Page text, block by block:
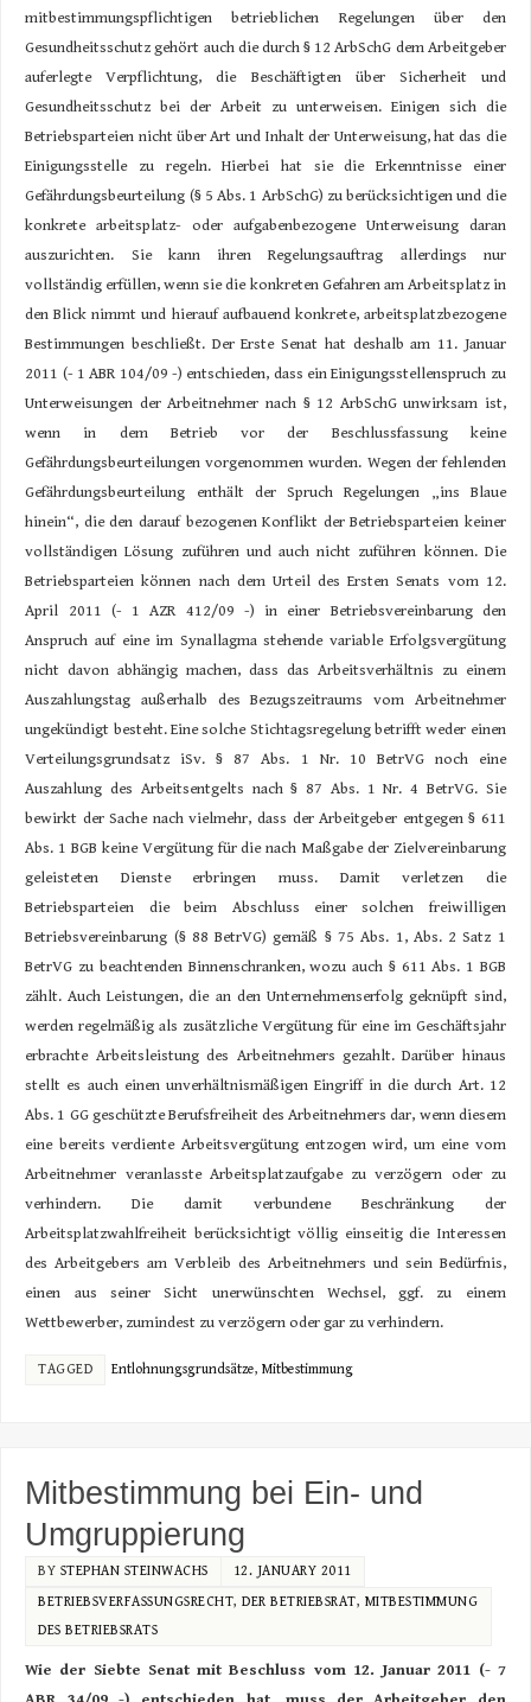
mitbestimmungspflichtigen betrieblichen Regelungen über den
Gesundheitsschutz gehört auch die durch § 12 ArbSchG dem Arbeitgeber
auferlegte Verpflichtung, die Beschäftigten über Sicherheit und
Gesundheitsschutz bei der Arbeit zu unterweisen. Einigen sich die
Betriebsparteien nicht über Art und Inhalt der Unterweisung, hat das die
Einigungsstelle zu regeln. Hierbei hat sie die Erkenntnisse einer
Gefährdungsbeurteilung (§ 5 Abs. 1 ArbSchG) zu berücksichtigen und die
konkrete arbeitsplatz- oder aufgabenbezogene Unterweisung daran
auszurichten. Sie kann ihren Regelungsauftrag allerdings nur
vollständig erfüllen, wenn sie die konkreten Gefahren am Arbeitsplatz in
den Blick nimmt und hierauf aufbauend konkrete, arbeitsplatzbezogene
Bestimmungen beschließt. Der Erste Senat hat deshalb am 11. Januar
2011 (- 1 ABR 104/09 -) entschieden, dass ein Einigungsstellenspruch zu
Unterweisungen der Arbeitnehmer nach § 12 ArbSchG unwirksam ist,
wenn in dem Betrieb vor der Beschlussfassung keine
Gefährdungsbeurteilungen vorgenommen wurden. Wegen der fehlenden
Gefährdungsbeurteilung enthält der Spruch Regelungen „ins Blaue
hinein“, die den darauf bezogenen Konflikt der Betriebsparteien keiner
vollständigen Lösung zuführen und auch nicht zuführen können. Die
Betriebsparteien können nach dem Urteil des Ersten Senats vom 12.
April 2011 (- 1 AZR 412/09 -) in einer Betriebsvereinbarung den
Anspruch auf eine im Synallagma stehende variable Erfolgsvergütung
nicht davon abhängig machen, dass das Arbeitsverhältnis zu einem
Auszahlungstag außerhalb des Bezugszeitraums vom Arbeitnehmer
ungekündigt besteht. Eine solche Stichtagsregelung betrifft weder einen
Verteilungsgrundsatz iSv. § 87 Abs. 1 Nr. 10 BetrVG noch eine
Auszahlung des Arbeitsentgelts nach § 87 Abs. 1 Nr. 4 BetrVG. Sie
bewirkt der Sache nach vielmehr, dass der Arbeitgeber entgegen § 611
Abs. 1 BGB keine Vergütung für die nach Maßgabe der Zielvereinbarung
geleisteten Dienste erbringen muss. Damit verletzen die
Betriebsparteien die beim Abschluss einer solchen freiwilligen
Betriebsvereinbarung (§ 88 BetrVG) gemäß § 75 Abs. 1, Abs. 2 Satz 1
BetrVG zu beachtenden Binnenschranken, wozu auch § 611 Abs. 1 BGB
zählt. Auch Leistungen, die an den Unternehmenserfolg geknüpft sind,
werden regelmäßig als zusätzliche Vergütung für eine im Geschäftsjahr
erbrachte Arbeitsleistung des Arbeitnehmers gezahlt. Darüber hinaus
stellt es auch einen unverhältnismäßigen Eingriff in die durch Art. 12
Abs. 1 GG geschützte Berufsfreiheit des Arbeitnehmers dar, wenn diesem
eine bereits verdiente Arbeitsvergütung entzogen wird, um eine vom
Arbeitnehmer veranlasste Arbeitsplatzaufgabe zu verzögern oder zu
verhindern. Die damit verbundene Beschränkung der
Arbeitsplatzwahlfreiheit berücksichtigt völlig einseitig die Interessen
des Arbeitgebers am Verbleib des Arbeitnehmers und sein Bedürfnis,
einen aus seiner Sicht unerwünschten Wechsel, ggf. zu einem
Wettbewerber, zumindest zu verzögern oder gar zu verhindern.
TAGGED Entlohnungsgrundsätze,Mitbestimmung
Mitbestimmung bei Ein- und
Umgruppierung
BY STEPHAN STEINWACHS
12. JANUARY 2011
BETRIEBSVERFASSUNGSRECHT,DER BETRIEBSRAT, MITBESTIMMUNG
DES BETRIEBSRATS
Wie der Siebte Senat mit Beschluss vom 12. Januar 2011 (- 7